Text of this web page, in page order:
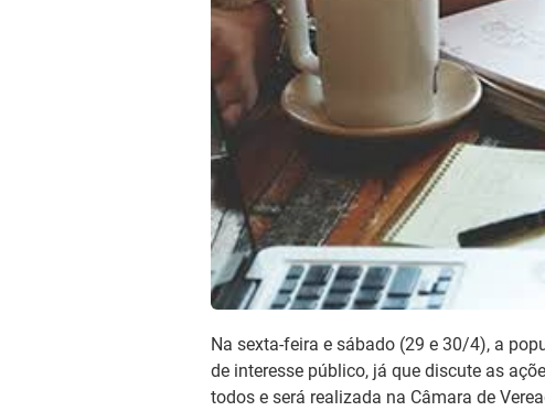
Na sexta-feira e sábado (29 e 30/4), a
de interesse público, já que discute as
todos e será realizada na Câmara de